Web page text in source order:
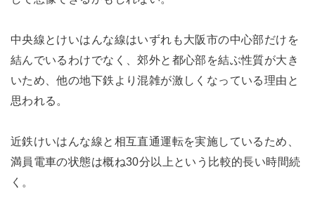
中央線とけいはんな線はいずれも大阪市の中心部だけを
結んでいるわけでなく、郊外と都心部を結ぶ性質が大き
いため、他の地下鉄より混雑が激しくなっている理由と
思われる。
近鉄けいはんな線と相互直通運転を実施しているため、
満員電車の状態は概ね30分以上という比較的長い時間続
く。